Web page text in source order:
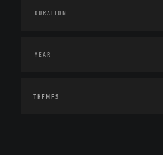
THEMES